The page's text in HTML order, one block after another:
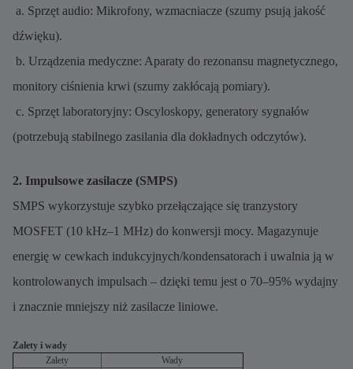
a. Sprzęt audio: Mikrofony, wzmacniacze (szumy psują jakość
dźwięku).
b. Urządzenia medyczne: Aparaty do rezonansu magnetycznego,
monitory ciśnienia krwi (szumy zakłócają pomiary).
c. Sprzęt laboratoryjny: Oscyloskopy, generatory sygnałów
(potrzebują stabilnego zasilania dla dokładnych odczytów).
2. Impulsowe zasilacze (SMPS)
SMPS wykorzystuje szybko przełączające się tranzystory
MOSFET (10 kHz–1 MHz) do konwersji mocy. Magazynuje
energię w cewkach indukcyjnych/kondensatorach i uwalnia ją w
kontrolowanych impulsach – dzięki temu jest o 70–95% wydajny
i znacznie mniejszy niż zasilacze liniowe.
Zalety i wady
Zalety
Wady